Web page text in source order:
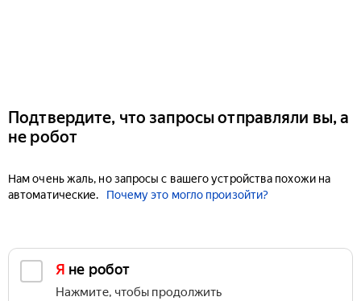
Подтвердите, что запросы отправляли вы, а
не робот
Нам очень жаль, но запросы с вашего устройства похожи на
автоматические.
Почему это могло произойти?
Я не робот
Нажмите, чтобы продолжить